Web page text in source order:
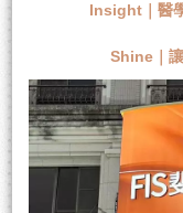
Insight｜醫
Shine｜